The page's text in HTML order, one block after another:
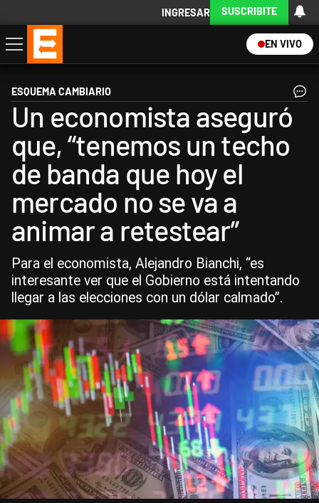
INGRESAR SUSCRIBITE
EN VIVO
Economía
Política
Internacional
Actualidad
Descargá la App
ESQUEMA CAMBIARIO
Un economista aseguró
que, “tenemos un techo
de banda que hoy el
mercado no se va a
animar a retestear”
Para el economista, Alejandro Bianchi, “es
interesante ver que el Gobierno está intentando
llegar a las elecciones con un dólar calmado”.